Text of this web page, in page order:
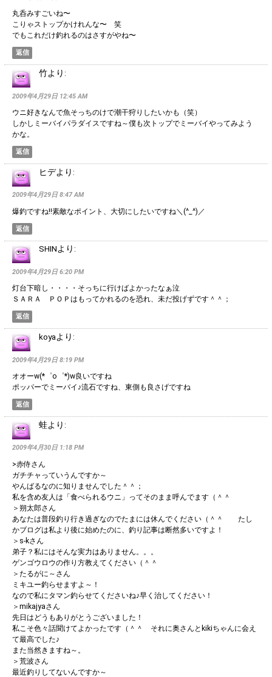
丸呑みすごいね〜
こりゃストップかけれんな〜 笑
でもこれだけ釣れるのはさすがやね〜
返信
竹より:
2009年4月29日 12:45 AM
ウニ好きなんで魚そっちのけで潮干狩りしたいかも（笑）
しかしミーバイパラダイスですね～僕も次トップでミーバイやってみよう
かな。
返信
ヒデより:
2009年4月29日 8:47 AM
爆釣ですね!!素敵なポイント、大切にしたいですね＼(^_^)／
返信
SHINより:
2009年4月29日 6:20 PM
灯台下暗し・・・・そっちに行けばよかったなぁ泣
ＳＡＲＡ ＰＯＰはもってかれるのを恐れ、未だ投げずです＾＾；
返信
koyaより:
2009年4月29日 8:19 PM
オオーw(*゜o゜*)w良いですね
ポッパーでミーバイ♪流石ですね、東側も良さげですね
返信
蛙より:
2009年4月30日 1:18 PM
>赤侍さん
ガチチャっていうんですか～
やんばるなのに知りませんでした＾＾；
私を含め友人は「食べられるウニ」ってそのまま呼んでます（＾＾
＞朔太郎さん
あなたは普段釣り行き過ぎなのでたまには休んでください（＾＾ たし
かブログは私より後に始めたのに、釣り記事は断然多いですよ！
＞s-kさん
弟子？私にはそんな実力はありません。。。
ゲンゴウロウの作り方教えてください（＾＾
＞たるがに～さん
ミキユー釣らせますよ～！
なので私にタマン釣らせてくださいね♪早く治してください！
＞mikajyaさん
先日はどうもありがとうございました！
私こそ色々話聞けてよかったです（＾＾ それに奥さんとkikiちゃんに会え
て最高でした♪
また当然きますね～。
＞荒波さん
最近釣りしてないんですか～